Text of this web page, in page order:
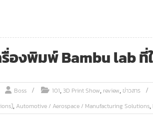
องพิมพ์ Bambu lab ที่
Boss 101,3D Print Show, review,ข่าวสาร
, Automotive / Aerospace / Manufacturing Solutions,